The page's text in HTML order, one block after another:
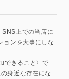
SNS上での当店に
ョンを大事にしな
できること〉で
身近な存在にな